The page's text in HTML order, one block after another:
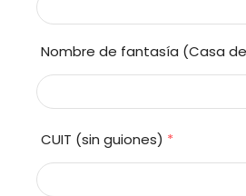
Nombre de fantasía (Casa
CUIT (sin guiones) *